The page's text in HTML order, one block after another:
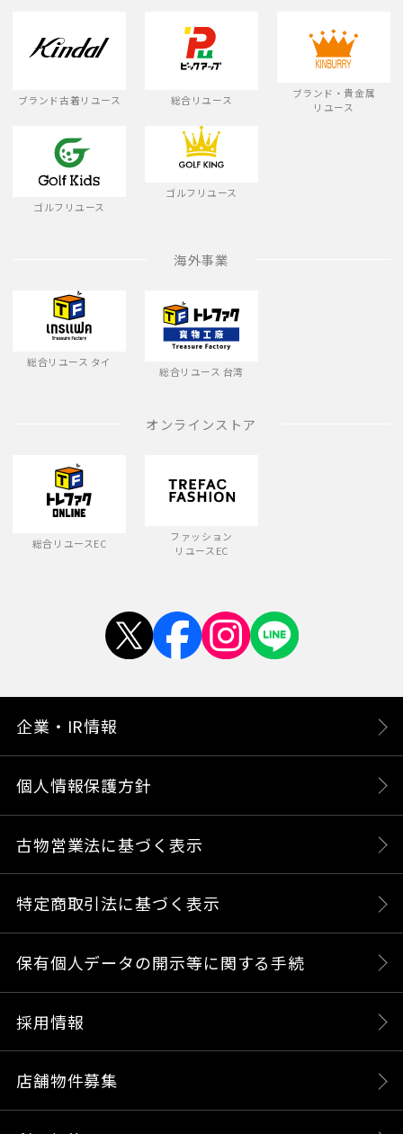
ブランド古着リユース 総合リユース
ブランド・貴金属
リユース
ゴルフリユース
ゴルフリユース
海外事業
総合リユース タイ
総合リユース 台湾
オンラインストア
総合リユースEC
ファッション
リユースEC
企業・IR情報
個人情報保護方針
古物営業法に基づく表示
特定商取引法に基づく表示
保有個人データの開示等に関する手続
採用情報
店舗物件募集